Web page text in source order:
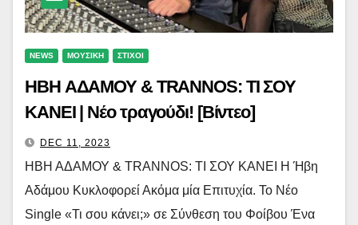
NEWS ΜΟΥΣΙΚΗ ΣΤΙΧΟΙ
ΗΒΗ ΑΔΑΜΟΥ & TRANNOS: ΤΙ ΣΟΥ
ΚΑΝΕΙ | Νέο τραγούδι! [Βίντεο]
DEC 11, 2023
ΗΒΗ ΑΔΑΜΟΥ & TRANNOS: ΤΙ ΣΟΥ ΚΑΝΕΙ Η Ήβη
Αδάμου Κυκλοφορεί Ακόμα μία Επιτυχία. Το Νέο
Single «Τι σου κάνει;» σε Σύνθεση του Φοίβου Ένα